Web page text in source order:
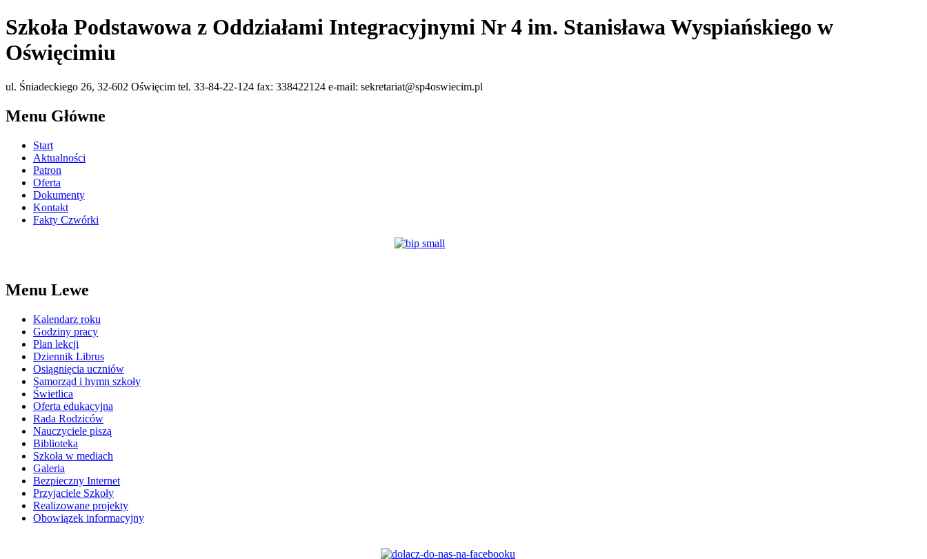
Szkoła Podstawowa z Oddziałami Integracyjnymi Nr 4 im. Stanisława Wyspiańskiego w
Oświęcimiu
ul. Śniadeckiego 26, 32-602 Oświęcim tel. 33-84-22-124 fax: 338422124 e-mail: sekretariat@sp4oswiecim.pl
Menu Główne
Start
Aktualności
Patron
Oferta
Dokumenty
Kontakt
Fakty Czwórki
Menu Lewe
Kalendarz roku
Godziny pracy
Plan lekcji
Dziennik Librus
Osiągnięcia uczniów
Samorząd i hymn szkoły
Świetlica
Oferta edukacyjna
Rada Rodziców
Nauczyciele piszą
Biblioteka
Szkoła w mediach
Galeria
Bezpieczny Internet
Przyjaciele Szkoły
Realizowane projekty
Obowiązek informacyjny